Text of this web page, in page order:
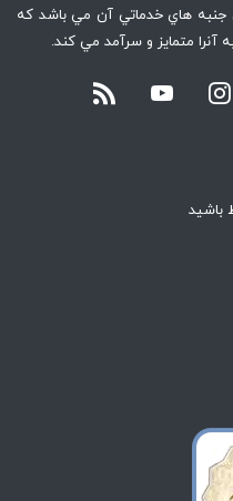
جنبه هاي خدماتي آن مي باشد كه
آنرا متمايز و سرآمد مي كند.
باشيد